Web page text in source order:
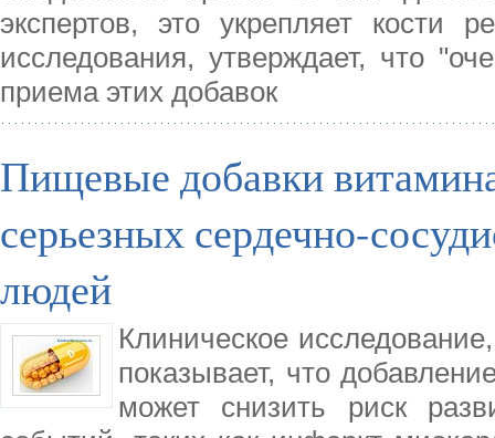
экспертов, это укрепляет кости
исследования, утверждает, что
приема этих добавок
Пищевые добавки
серьезных сердечно-
людей
Клиническое
показывает, что
может снизить риск